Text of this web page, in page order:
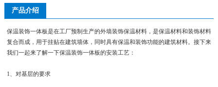
产品介绍
保温装饰一体板是在工厂预制生产的外墙装饰保温材料，是保温材料和装饰材料
复合而成，用于挂贴在建筑墙体，同时具有保温和装饰功能的建筑材料。接下来
我们一起来了解一下保温装饰一体板的安装工艺：
1、对基层的要求